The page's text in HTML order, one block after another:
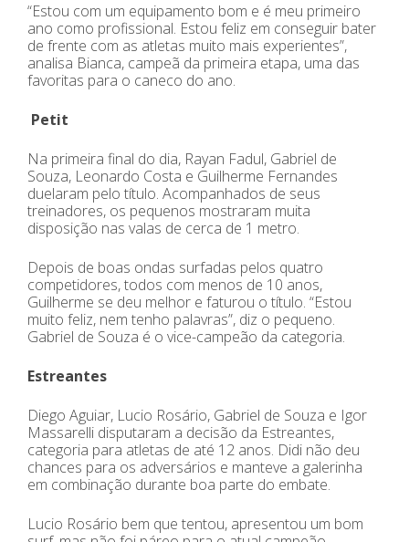
“Estou com um equipamento bom e é meu primeiro
ano como profissional. Estou feliz em conseguir bater
de frente com as atletas muito mais experientes”,
analisa Bianca, campeã da primeira etapa, uma das
favoritas para o caneco do ano.
Petit
Na primeira final do dia, Rayan Fadul, Gabriel de
Souza, Leonardo Costa e Guilherme Fernandes
duelaram pelo título. Acompanhados de seus
treinadores, os pequenos mostraram muita
disposição nas valas de cerca de 1 metro.
Depois de boas ondas surfadas pelos quatro
competidores, todos com menos de 10 anos,
Guilherme se deu melhor e faturou o título. “Estou
muito feliz, nem tenho palavras”, diz o pequeno.
Gabriel de Souza é o vice-campeão da categoria.
Estreantes
Diego Aguiar, Lucio Rosário, Gabriel de Souza e Igor
Massarelli disputaram a decisão da Estreantes,
categoria para atletas de até 12 anos. Didi não deu
chances para os adversários e manteve a galerinha
em combinação durante boa parte do embate.
Lucio Rosário bem que tentou, apresentou um bom